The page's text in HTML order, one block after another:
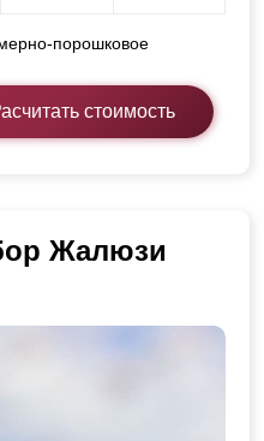
порошковое
стоимость
Жалюзи